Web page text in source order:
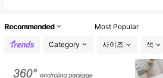
Recommended Most Popular
Category 사이즈 색